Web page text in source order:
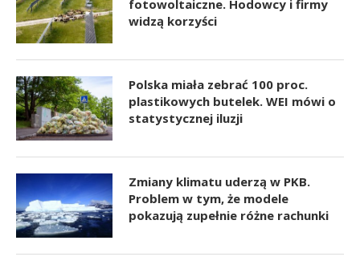
fotowoltaiczne. Hodowcy i firmy
widzą korzyści
Polska miała zebrać 100 proc.
plastikowych butelek. WEI mówi o
statystycznej iluzji
Zmiany klimatu uderzą w PKB.
Problem w tym, że modele
pokazują zupełnie różne rachunki